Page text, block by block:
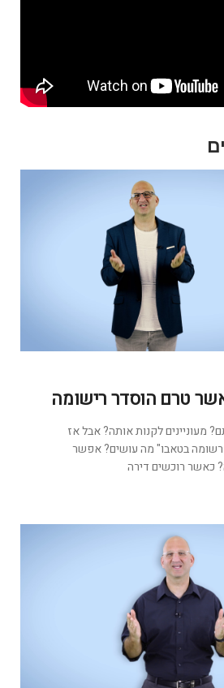
טרם הוסדר רישומה
מעוניינים לקנות אותה? אבל אז
בטאבו" מה עושים? אפשר
כאשר רוכשים דירה